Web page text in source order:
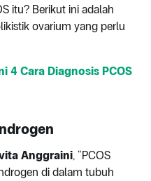
itu? Berikut ini adalah
ovarium yang perlu
4 Cara Diagnosis PCOS
Anggraini, “PCOS
di dalam tubuh